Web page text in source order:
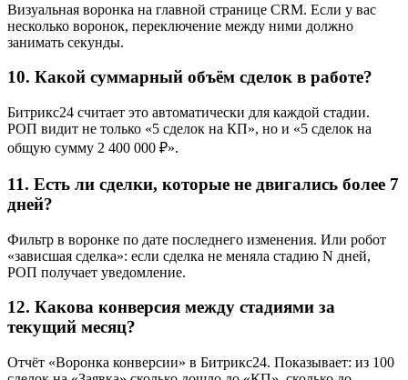
Визуальная воронка на главной странице CRM. Если у вас
несколько воронок, переключение между ними должно
занимать секунды.
10. Какой суммарный объём сделок в работе?
Битрикс24 считает это автоматически для каждой стадии.
РОП видит не только «5 сделок на КП», но и «5 сделок на
общую сумму 2 400 000 ₽».
11. Есть ли сделки, которые не двигались более 7
дней?
Фильтр в воронке по дате последнего изменения. Или робот
«зависшая сделка»: если сделка не меняла стадию N дней,
РОП получает уведомление.
12. Какова конверсия между стадиями за
текущий месяц?
Отчёт «Воронка конверсии» в Битрикс24. Показывает: из 100